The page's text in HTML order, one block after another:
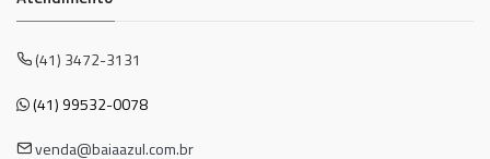
(41) 3472-3131
(41) 99532-0078
venda@baiaazul.com.br